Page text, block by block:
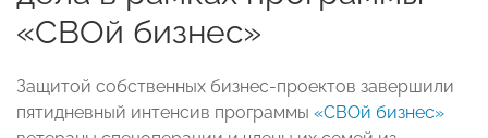
«СВОй бизнес»
Защитой собственных бизнес-проектов завершили
пятидневный интенсив программы «СВОй бизнес»